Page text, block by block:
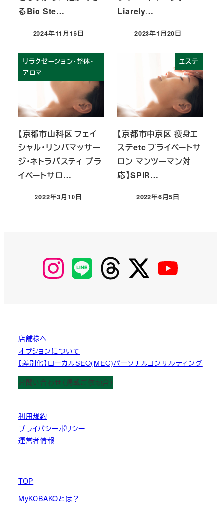
るBio Ste…
投稿日
2024年11月16日
Liarely…
投稿日
2023年1月20日
リラクゼーション・整体・
アロマ
【京都市山科区 フェイ
シャル・リンパマッサー
ジ・ネトラバスティ プラ
イベートサロ…
投稿日
2022年3月10日
エステ
【京都市中京区 痩身エ
ステetc プライベートサ
ロン マンツーマン対
応】SPIR…
投稿日
2022年6月5日
【Instagram】
MyKOBAKO
【LINE】 【threads】 【Twitter】
店舗様へ
オプションについて
【差別化】ローカルSEO(MEO)パーソナルコンサルティング
お問い合わせ（掲載ご依頼含）
利用規約
プライバシーポリシー
運営者情報
TOP
MyKOBAKOとは？